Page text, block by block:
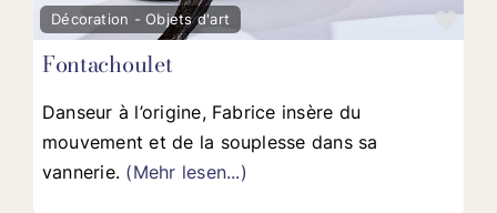
Décoration - Objets d'art
Fontachoulet
Danseur à l’origine, Fabrice insère du
mouvement et de la souplesse dans sa
vannerie. (Mehr lesen...)